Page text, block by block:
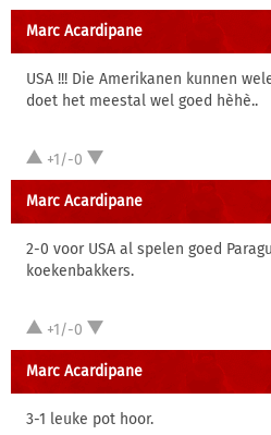
Marc Acardipane
USA !!! Die Amerikanen kunnen
doet het meestal wel goed hèhè..
+1/-0
Marc Acardipane
2-0 voor USA al spelen goed
koekenbakkers.
+1/-0
Marc Acardipane
3-1 leuke pot hoor.